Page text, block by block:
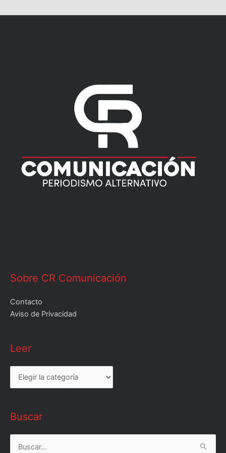
Sobre CR Comunicación
Contacto
Aviso de Privacidad
Leer
Leer
Buscar
Buscar